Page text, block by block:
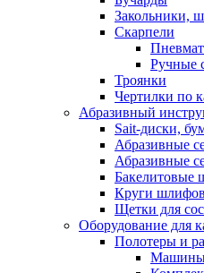
Закольники,
Скарпели
Ручные
Троянки
Чертилки по
Абразивный
Sait-диски,
Абразивные
Абразивные
Бакелитовые
Круги
Щетки для
Оборудование для
Полотеры и
Машины